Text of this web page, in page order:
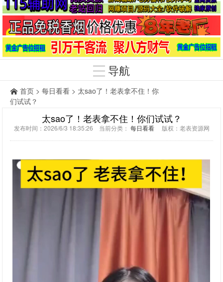
导航
首页 > 每日看看 > 太sao了！老表拿不住！你
们试试？
太sao了！老表拿不住！你们试试？
发布时间：2026/6/3 18:35:26 当前分类： 每日看看版权：老表资源网